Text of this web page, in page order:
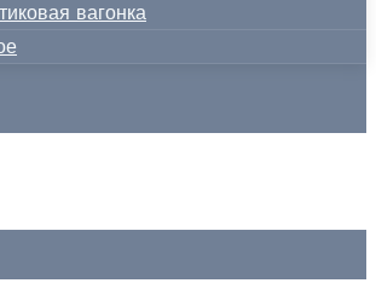
вагонка